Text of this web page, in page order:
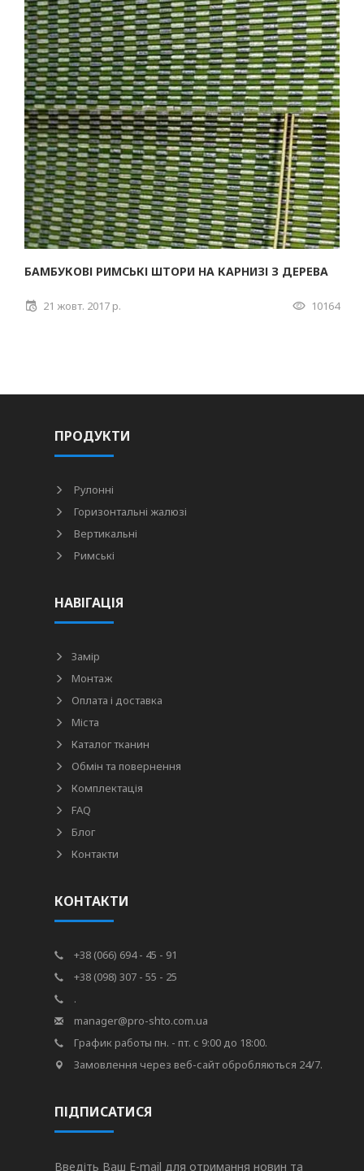
БАМБУКОВІ РИМСЬКІ ШТОРИ НА КАРНИЗІ З ДЕРЕВА
21 жовт. 2017 р. 10164
ПРОДУКТИ
Рулонні
Горизонтальні жалюзі
Вертикальні
Римські
НАВІГАЦІЯ
Замір
Монтаж
Оплата і доставка
Міста
Каталог тканин
Обмін та повернення
Комплектація
FAQ
Блог
Контакти
КОНТАКТИ
+38 (066) 694 - 45 - 91
+38 (098) 307 - 55 - 25
.
manager@pro-shto.com.ua
График работы пн. - пт. с 9:00 до 18:00.
Замовлення через веб-сайт обробляються 24/7.
ПІДПИСАТИСЯ
Введіть Ваш E-mail для отримання новин та